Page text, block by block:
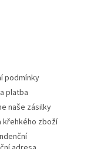
podmínky
platba
naše zásilky
křehkého zboží